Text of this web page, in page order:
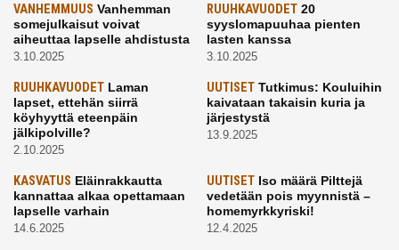
VANHEMMUUS Vanhemman
somejulkaisut voivat
aiheuttaa lapselle ahdistusta
3.10.2025
RUUHKAVUODET20
syyslomapuuhaa pienten
lasten kanssa
3.10.2025
RUUHKAVUODET Laman
lapset, ettehän siirrä
köyhyyttä eteenpäin
jälkipolville?
2.10.2025
UUTISETTutkimus: Kouluihin
kaivataan takaisin kuria ja
järjestystä
13.9.2025
KASVATUS Eläinrakkautta
kannattaa alkaa opettamaan
lapselle varhain
14.6.2025
UUTISETIso määrä Pilttejä
vedetään pois myynnistä –
homemyrkkyriski!
12.4.2025